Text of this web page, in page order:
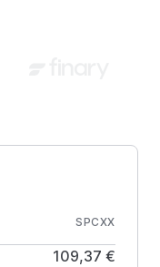
SPCXX
109,37 €